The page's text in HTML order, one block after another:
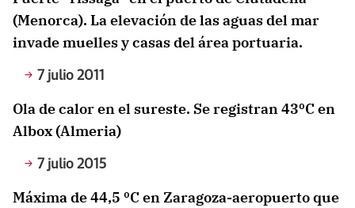
(Menorca). La elevación de las aguas del mar
invade muelles y casas del área portuaria.
7 julio 2011
Ola de calor en el sureste. Se registran 43ºC en
Albox (Almeria)
7 julio 2015
Máxima de 44,5 ºC en Zaragoza-aeropuerto que